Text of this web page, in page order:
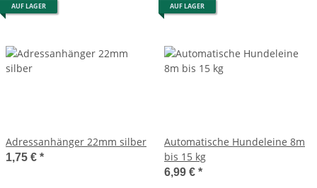
AUF LAGER
Adressanhänger 22mm silber
1,75 € *
AUF LAGER
Automatische Hundeleine 8m
bis 15 kg
6,99 € *